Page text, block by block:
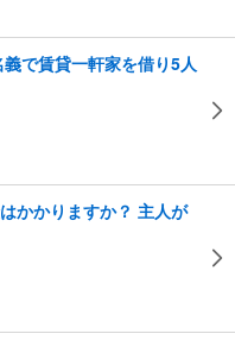
で賃貸一軒家を借り5人
かかりますか？ 主人が